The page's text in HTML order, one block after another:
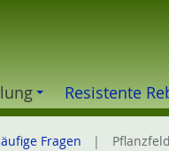
Resistente
Fragen